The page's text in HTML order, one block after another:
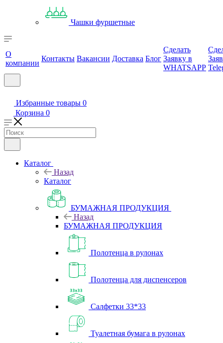
Чашки фуршетные
О
компании
Контакты Вакансии Доставка Блог
Сделать
Заявку в
WHATSAPP
Избранные товары 0
Корзина 0
Каталог
Назад
Каталог
БУМАЖНАЯ ПРОДУКЦИЯ
Назад
БУМАЖНАЯ ПРОДУКЦИЯ
Полотенца в рулонах
Полотенца для диспенсеров
Салфетки 33*33
Туалетная бумага в рулонах